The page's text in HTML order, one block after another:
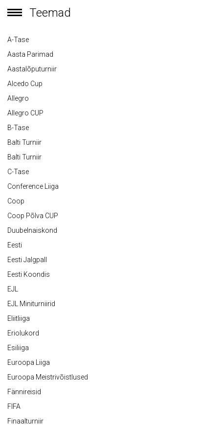
Teemad
A-Tase
Aasta Parimad
Aastalõputurniir
Alcedo Cup
Allegro
Allegro CUP
B-Tase
Balti Turniir
Balti Turniir
C-Tase
Conference Liiga
Coop
Coop Põlva CUP
Duubelnaiskond
Eesti
Eesti Jalgpall
Eesti Koondis
EJL
EJL Miniturniirid
Eliitliiga
Eriolukord
Esiliiga
Euroopa Liiga
Euroopa Meistrivõistlused
Fännireisid
FIFA
Finaalturniir